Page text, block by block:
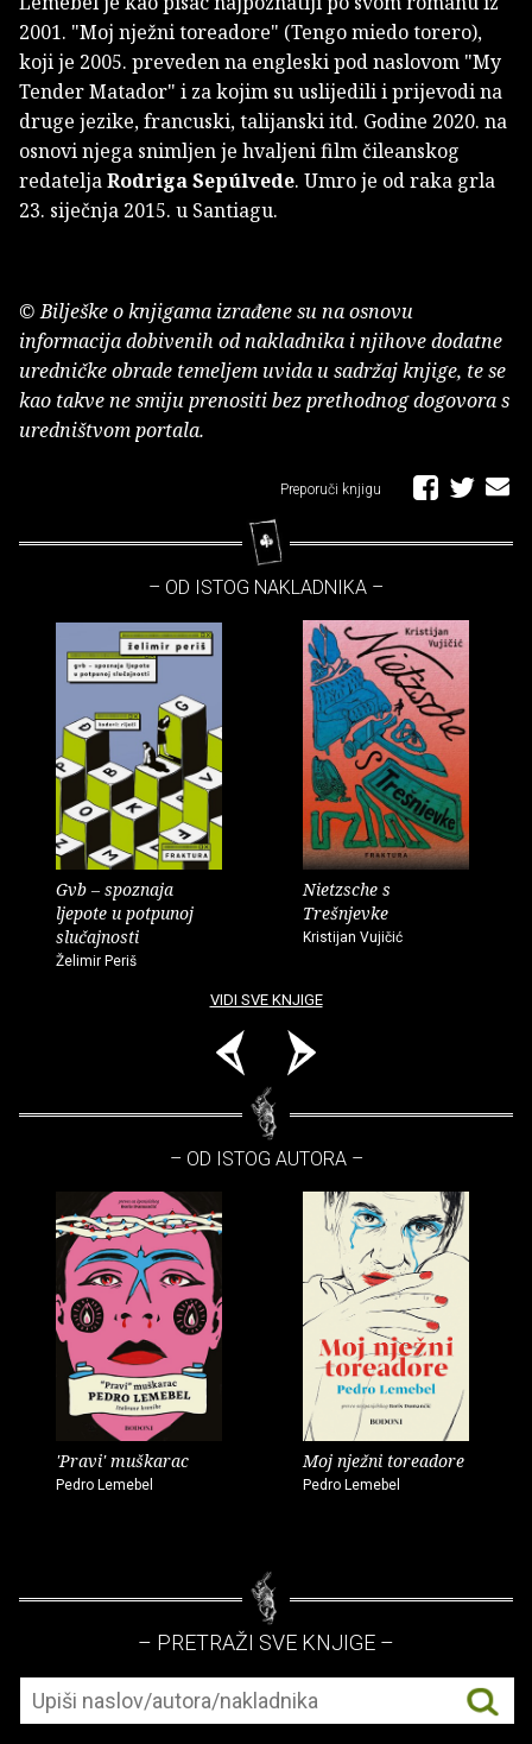
2001. "Moj nježni toreadore" (Tengo miedo torero),
koji je 2005. preveden na engleski pod naslovom "My
Tender Matador" i za kojim su uslijedili i prijevodi na
druge jezike, francuski, talijanski itd. Godine 2020. na
osnovi njega snimljen je hvaljeni film čileanskog
redateljaRodriga Sepúlvede. Umro je od raka grla
23. siječnja 2015. u Santiagu.
© Bilješke o knjigama izrađene su na osnovu
informacija dobivenih od nakladnika i njihove dodatne
uredničke obrade temeljem uvida u sadržaj knjige, te se
kao takve ne smiju prenositi bez prethodnog dogovora s
uredništvom portala.
Preporuči knjigu
– OD ISTOG NAKLADNIKA –
Gvb – spoznaja
ljepote u potpunoj
slučajnosti
Želimir Periš
Nietzsche s
Trešnjevke
Kristijan Vujičić
VIDI SVE KNJIGE
– OD ISTOG AUTORA –
'Pravi' muškarac
Pedro Lemebel
Moj nježni toreadore
Pedro Lemebel
– PRETRAŽI SVE KNJIGE –